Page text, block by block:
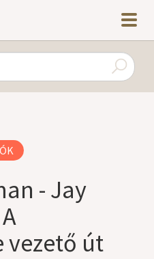
- Jay
vezető út